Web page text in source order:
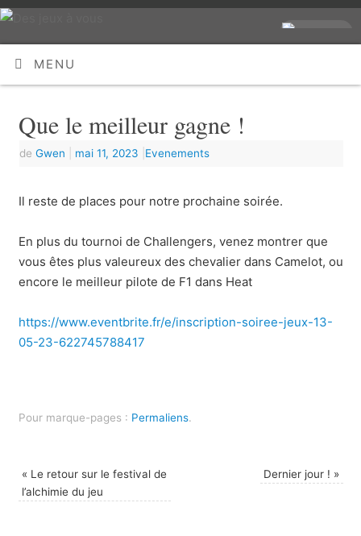
MENU
Que le meilleur gagne !
de Gwen mai 11, 2023 Evenements
Il reste de places pour notre prochaine soirée.
En plus du tournoi de Challengers, venez montrer que
vous êtes plus valeureux des chevalier dans Camelot, ou
encore le meilleur pilote de F1 dans Heat
https://www.eventbrite.fr/e/inscription-soiree-jeux-13-
05-23-622745788417
Pour marque-pages : Permaliens.
« Le retour sur le festival de
l’alchimie du jeu
Dernier jour ! »